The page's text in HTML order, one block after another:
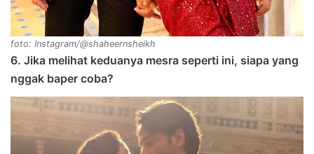
foto: Instagram/@shaheernsheikh
6. Jika melihat keduanya mesra seperti ini, siapa yang
nggak baper coba?